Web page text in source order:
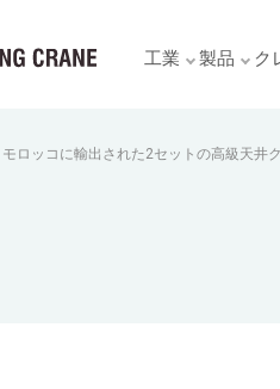
工業 製品 ク
モロッコに輸出された2セットの高級天井